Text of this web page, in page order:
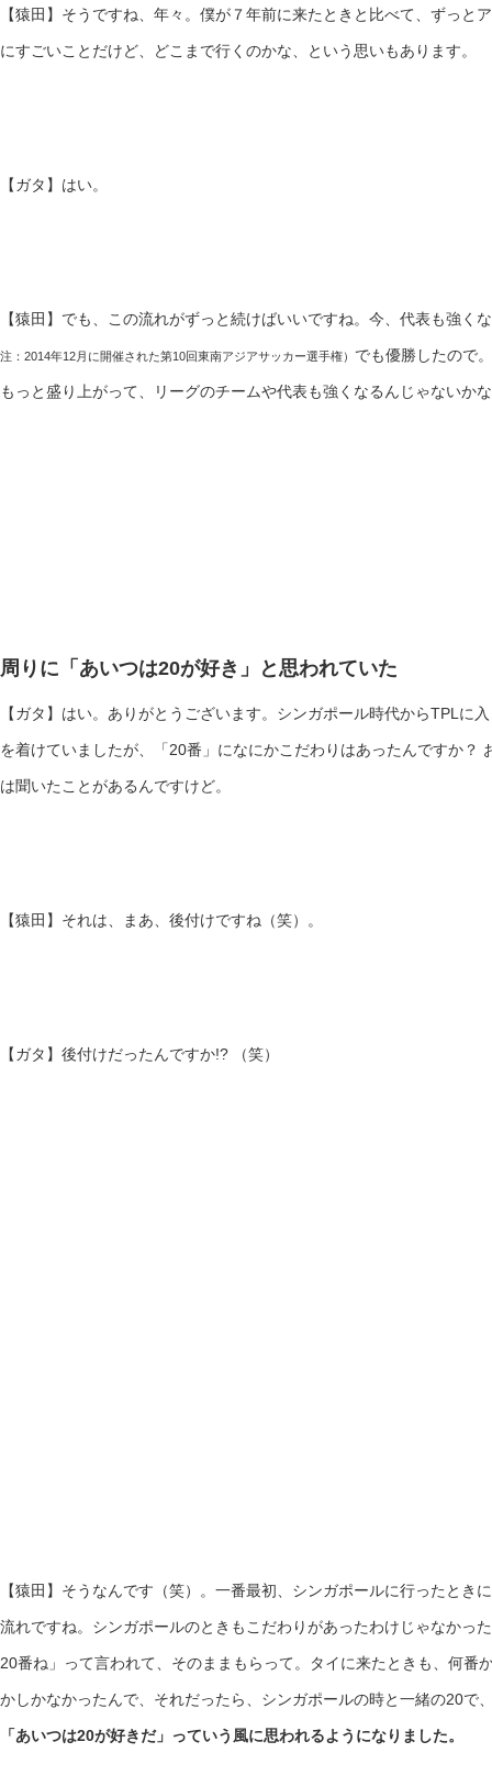
【猿田】そうですね、年々。僕が７年前に来たときと比べて、ずっと
にすごいことだけど、どこまで行くのかな、という思いもあります。
【ガタ】はい。
【猿田】でも、この流れがずっと続けばいいですね。今、代表も強く
注：2014年12月に開催された第10回東南アジアサッカー選手権） でも優勝したので
もっと盛り上がって、リーグのチームや代表も強くなるんじゃないか
周りに「あいつは20が好き」と思われていた
【ガタ】はい。ありがとうございます。シンガポール時代からTPLに
を着けていましたが、「20番」になにかこだわりはあったんですか？
は聞いたことがあるんですけど。
【猿田】それは、まあ、後付けですね（笑）。
【ガタ】後付けだったんですか!? （笑）
【猿田】そうなんです（笑）。一番最初、シンガポールに行ったとき
流れですね。シンガポールのときもこだわりがあったわけじゃなかっ
20番ね」って言われて、そのままもらって。タイに来たときも、何番
かしかなかったんで、それだったら、シンガポールの時と一緒の20で
「あいつは20が好きだ」っていう風に思われるようになりました。